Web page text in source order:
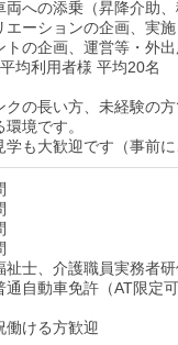
両への添乗（昇降介助
エーションの企画、実施
トの企画、運営等・外
平均利用者様 平均20名
クの長い方、未経験の
境です。
学も大歓迎です（事前
祉士、介護職員実務者
通自動車免許（AT限定可
ける方歓迎